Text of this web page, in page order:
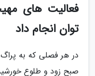
فعالیت های
توان انجام داد
در هر فصلی که به
صبح زود و طلوع